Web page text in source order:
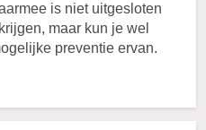
is niet uitgesloten
maar kun je wel
preventie ervan.